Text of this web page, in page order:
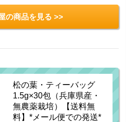
の商品を見る >>
松の葉・ティーバッグ
1.5g×30包（兵庫県産・
無農薬栽培）【送料無
料】*メール便での発送*